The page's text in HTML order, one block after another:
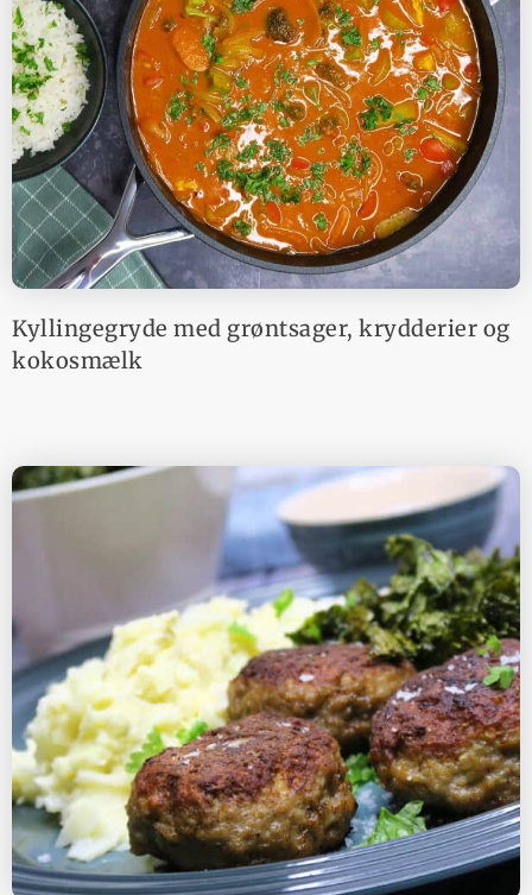
Kyllingegryde med grøntsager, krydderier og
kokosmælk